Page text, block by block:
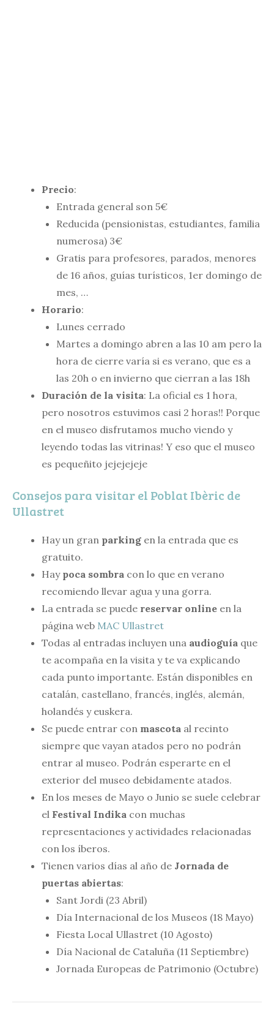
Precio:
Entrada general son 5€
Reducida (pensionistas, estudiantes, familia
numerosa) 3€
Gratis para profesores, parados, menores
de 16 años, guías turísticos, 1er domingo de
mes, …
Horario:
Lunes cerrado
Martes a domingo abren a las 10 am pero la
hora de cierre varía si es verano, que es a
las 20h o en invierno que cierran a las 18h
Duración de la visita: La oficial es 1 hora,
pero nosotros estuvimos casi 2 horas!! Porque
en el museo disfrutamos mucho viendo y
leyendo todas las vitrinas! Y eso que el museo
es pequeñito jejejejeje
Consejos para visitar el Poblat Ibèric de
Ullastret
Hay un gran parking en la entrada que es
gratuito.
Hay poca sombra con lo que en verano
recomiendo llevar agua y una gorra.
La entrada se puede reservar online en la
página web MAC Ullastret
Todas al entradas incluyen una audioguía que
te acompaña en la visita y te va explicando
cada punto importante. Están disponibles en
catalán, castellano, francés, inglés, alemán,
holandés y euskera.
Se puede entrar con mascota al recinto
siempre que vayan atados pero no podrán
entrar al museo. Podrán esperarte en el
exterior del museo debidamente atados.
En los meses de Mayo o Junio se suele celebrar
el Festival Indika con muchas
representaciones y actividades relacionadas
con los íberos.
Tienen varios días al año de Jornada de
puertas abiertas:
Sant Jordi (23 Abril)
Día Internacional de los Museos (18 Mayo)
Fiesta Local Ullastret (10 Agosto)
Día Nacional de Cataluña (11 Septiembre)
Jornada Europeas de Patrimonio (Octubre)